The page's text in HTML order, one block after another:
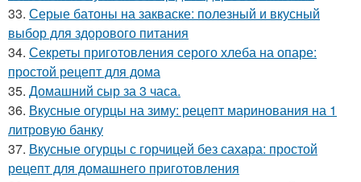
33. Серые батоны на закваске: полезный и вкусный
выбор для здорового питания
34. Секреты приготовления серого хлеба на опаре:
простой рецепт для дома
35. Домашний сыр за 3 часа.
36. Вкусные огурцы на зиму: рецепт маринования на 1
литровую банку
37. Вкусные огурцы с горчицей без сахара: простой
рецепт для домашнего приготовления